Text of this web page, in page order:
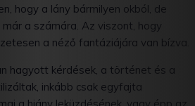
hogy a lány bármilyen okból, de
a számára. Az viszont, hogy
a néző fantáziájára van bízva.
hagyott kérdések, a történet és a
inkább csak egyfajta